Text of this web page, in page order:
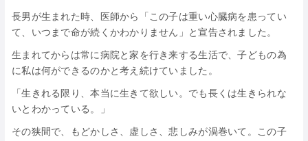
長男が生まれた時、医師から「この子は重い心臓病を患ってい
て、いつまで命が続くかわかりません」と宣告されました。
生まれてからは常に病院と家を行き来する生活で、子どもの為
に私は何ができるのかと考え続けていました。
「生きれる限り、本当に生きて欲しい。でも長くは生きられな
いとわかっている。」
その狭間で、もどかしさ、虚しさ、悲しみが渦巻いて。この子